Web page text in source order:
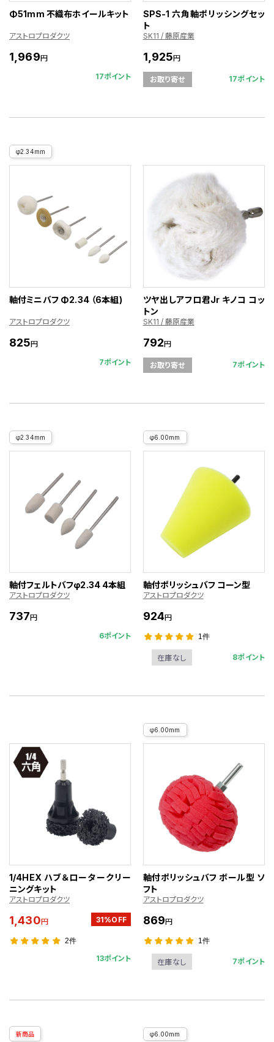
Φ51mm 不織布ホイールキット
アストロプロダクツ
1,969円
17ポイント
SPS-1 六角軸ポリッシングセッ
ト
SK11 / 藤原産業
1,925円
お取り寄せ 17ポイント
φ2.34mm
軸付ミニバフ Φ2.34 （6本組)
アストロプロダクツ
825円
7ポイント
ツヤ出しアフロ君Jr キノコ コッ
トン
SK11 / 藤原産業
792円
お取り寄せ 7ポイント
φ2.34mm
軸付フェルトバフφ2.34 4本組
アストロプロダクツ
737円
6ポイント
φ6.00mm
軸付ポリッシュバフ コーン型
アストロプロダクツ
924円
1件
在庫なし 8ポイント
1/4HEX ハブ＆ロータークリー
ニングキット
アストロプロダクツ
1,430円 31%OFF
2件
13ポイント
φ6.00mm
軸付ポリッシュバフ ボール型 ソ
フト
アストロプロダクツ
869円
1件
在庫なし 7ポイント
新商品 φ6.00mm